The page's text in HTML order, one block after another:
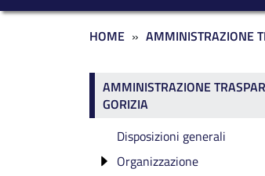
Briciole di pane
HOME AMMINISTRAZIONE
AMMINISTRAZIONE
GORIZIA
Disposizioni generali
Organizzazione